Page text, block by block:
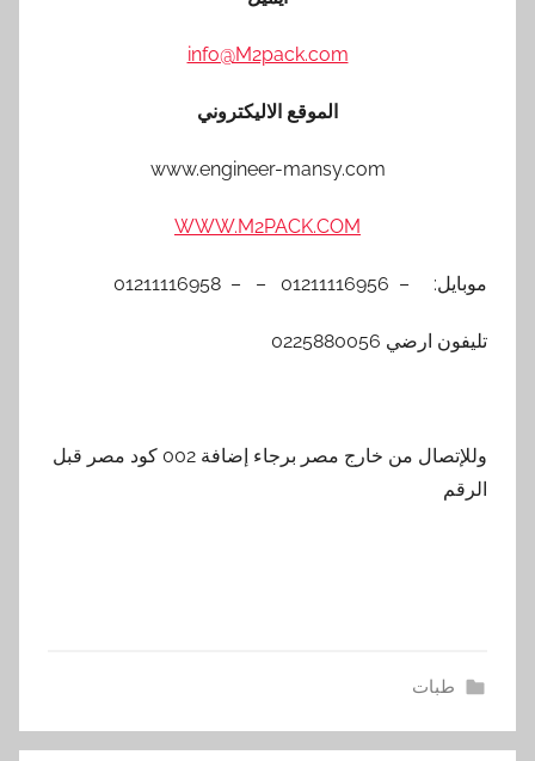
info@M2pack.com
الموقع الاليكتروني
www.engineer-mansy.com
WWW.M2PACK.COM
موبايل: – 01211116956 – – 01211116958
تليفون ارضي 0225880056
وللإتصال من خارج مصر برجاء إضافة 002 كود مصر قبل
الرقم
طبات
ا